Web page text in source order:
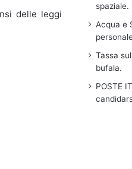
delle leggi
spaziale.
Acqua e
Tassa
bufala.
POSTE